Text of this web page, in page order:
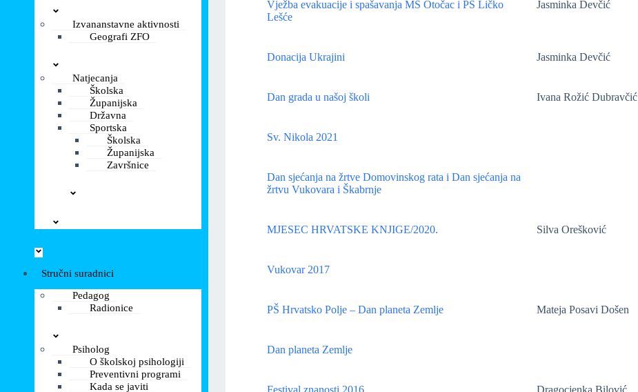
Vježba evakuacije i spašavanja MŠ Otočac i PŠ Ličko
Lešće
Jasminka Devčić
Donacija Ukrajini Jasminka Devčić
Dan grada u našoj školi Ivana Rožić Dubravčić
Sv. Nikola 2021
Dan sjećanja na žrtve Domovinskog rata i Dan sjećanja na
žrtvu Vukovara i Škabrnje
MJESEC HRVATSKE KNJIGE/2020. Silva Orešković
Vukovar 2017
PŠ Hrvatsko Polje – Dan planeta Zemlje Mateja Posavi Došen
Dan planeta Zemlje
Festival znanosti 2016 Dragocjenka Bilović
Izvananstavne aktivnosti
Geografi ZFO
Natjecanja
Školska
Županijska
Državna
Sportska
Školska
Županijska
Završnice
Stručni suradnici
Pedagog
Radionice
Psiholog
O školskoj psihologiji
Preventivni programi
Kada se javiti